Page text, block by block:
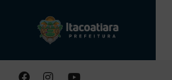
Buscar